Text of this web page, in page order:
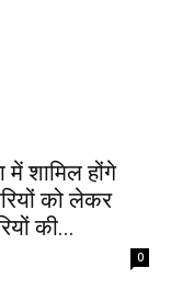
शामिल होंगे
को लेकर
की...
0